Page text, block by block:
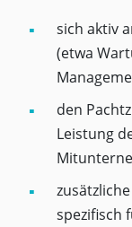
sich aktiv
(etwa
den
Leistung
spezifisch